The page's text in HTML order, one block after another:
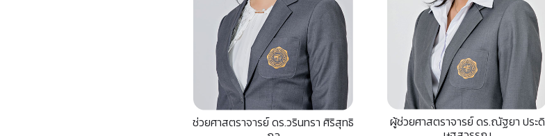
ช่วยศาสตราจารย์ ดร.วรินทรา ศิริสุทธิ ผู้ช่วยศาสตราจารย์ ดร.ณัฐยา ประดิ